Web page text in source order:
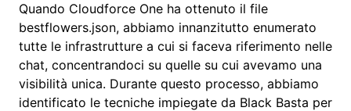
Quando Cloudforce One ha ottenuto il file
bestflowers.json, abbiamo innanzitutto enumerato
tutte le infrastrutture a cui si faceva riferimento nelle
chat, concentrandoci su quelle su cui avevamo una
visibilità unica. Durante questo processo, abbiamo
identificato le tecniche impiegate da Black Basta per